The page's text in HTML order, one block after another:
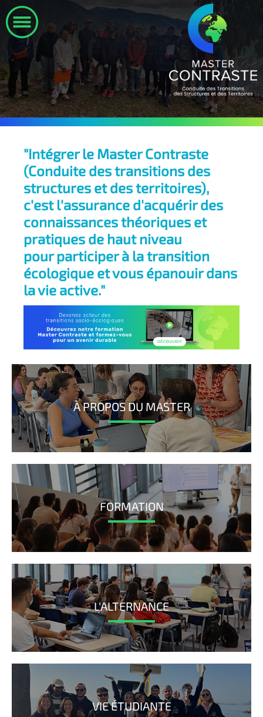
"Intégrer le Master Contraste
(Conduite des transitions des
structures et des territoires),
c'est l'assurance d'acquérir des
connaissances théoriques et
pratiques de haut niveau
pour participer à la transition
écologique et vous épanouir dans
la vie active."
À PROPOS DU MASTER
FORMATION
L'ALTERNANCE
VIE ÉTUDIANTE